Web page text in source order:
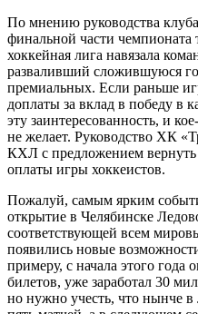
По мнению руководства
финальной части чемпионата
хоккейная лига навязала
разваливший сложившуюся
премиальных. Если раньше
доплаты за вклад в победу в
эту заинтересованность, и
не желает. Руководство ХК
КХЛ с предложением
оплаты игры хоккеистов.
Пожалуй, самым ярким
открытие в Челябинске
соответствующей всем
появились новые
примеру, с начала этого года
билетов, уже заработал 30
но нужно учесть, что нынче